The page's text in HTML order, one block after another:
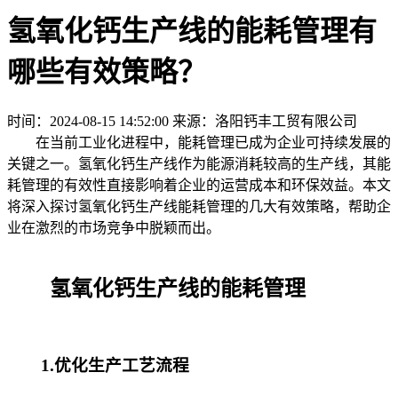
氢氧化钙生产线的能耗管理有
哪些有效策略？
时间：2024-08-15 14:52:00 来源：洛阳钙丰工贸有限公司
在当前工业化进程中，能耗管理已成为企业可持续发展的
关键之一。氢氧化钙生产线作为能源消耗较高的生产线，其能
耗管理的有效性直接影响着企业的运营成本和环保效益。本文
将深入探讨氢氧化钙生产线能耗管理的几大有效策略，帮助企
业在激烈的市场竞争中脱颖而出。
氢氧化钙生产线的能耗管理
1.优化生产工艺流程